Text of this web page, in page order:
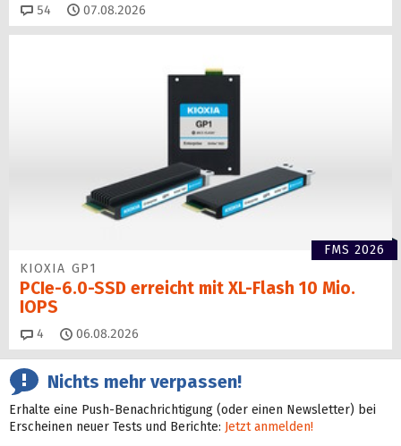
54 Kommentare
07.08.2026
FMS 2026
KIOXIA GP1
PCIe-6.0-SSD erreicht mit XL-Flash 10 Mio.
IOPS
4 Kommentare
06.08.2026
Nichts mehr verpassen!
Erhalte eine Push-Benachrichtigung (oder einen Newsletter) bei
Erscheinen neuer Tests und Berichte: Jetzt anmelden!